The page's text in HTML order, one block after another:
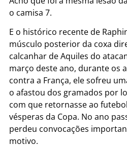
o camisa 7.
E o histórico recente de
músculo posterior da coxa
calcanhar de Aquiles do
março deste ano, durante os
contra a França, ele sofreu
o afastou dos gramados por
com que retornasse ao
vésperas da Copa. No ano
perdeu convocações
motivo.